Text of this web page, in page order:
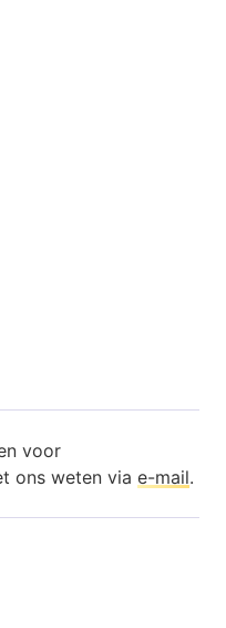
voor
ons weten via e-mail.